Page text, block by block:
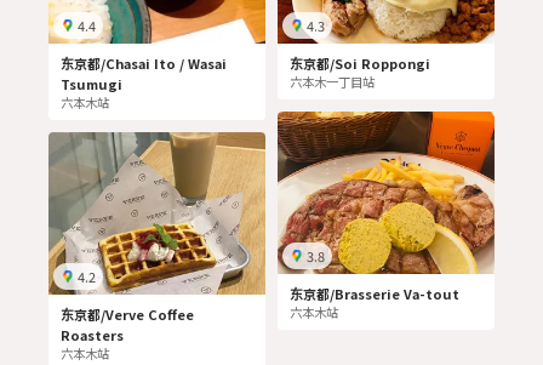
4.4
东京都/Chasai Ito / Wasai
Tsumugi
六本木站
4.2
东京都/Verve Coffee
Roasters
六本木站
4.3
东京都/Soi Roppongi
六本木一丁目站
3.8
东京都/Brasserie Va-tout
六本木站